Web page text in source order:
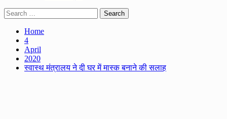
Search
for:
Home
4
April
2020
स्वास्थ मंत्रालय ने दी घर में मास्क बनाने की सलाह